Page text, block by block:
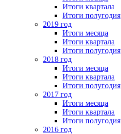
Итоги квартала
Итоги полугодия
2019 год
Итоги месяца
Итоги квартала
Итоги полугодия
2018 год
Итоги месяца
Итоги квартала
Итоги полугодия
2017 год
Итоги месяца
Итоги квартала
Итоги полугодия
2016 год